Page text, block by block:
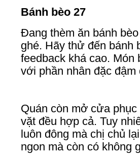
Bánh bèo 27
Đang thèm ăn bánh
ghé. Hãy thử đến
feedback khá cao. Món
với phần nhân đặc
Quán còn mở cửa
vặt đều hợp cả. Tuy
luôn đông mà chị chủ
ngon mà còn có không